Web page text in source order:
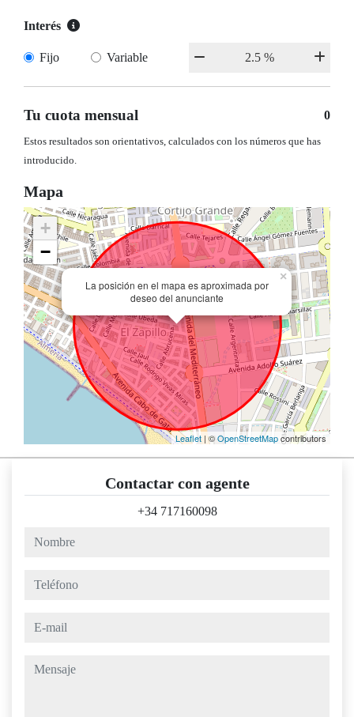
Interés
Fijo Variable
Tu cuota mensual 0
Estos resultados son orientativos, calculados con los números que has
introducido.
Mapa
La posición en el mapa es aproximada por
deseo del anunciante
×
+
−
Leaflet | ©OpenStreetMapcontributors
Contactar con agente
+34 717160098
nombre
teléfono
e-mail
mensaje